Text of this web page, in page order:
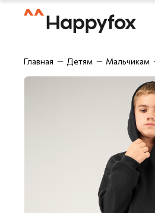
Главная Детям Мальчикам